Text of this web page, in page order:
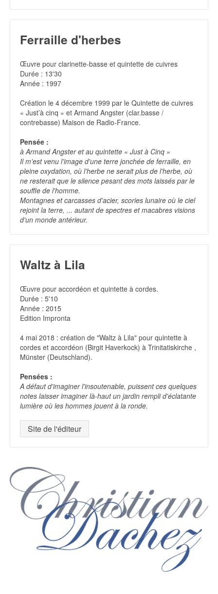
Ferraille d'herbes
Œuvre pour clarinette-basse et quintette de cuivres
Durée : 13'30
Année : 1997
Création le 4 décembre 1999 par le Quintette de cuivres
« Just’à cinq » et Armand Angster (clar.basse /
contrebasse) Maison de Radio-France.
Pensée :
à Armand Angster et au quintette « Just à Cinq »
Il m'est venu l'image d'une terre jonchée de ferraille, en
pleine oxydation, où l'herbe ne serait plus de l'herbe, où
ne resterait que le silence pesant des mots laissés par le
souffle de l'homme.
Montagnes et carcasses d'acier, scories lunaire où le ciel
rejoint la terre, ... autant de spectres et macabres visions
d'un monde antérieur.
Waltz à Lila
Œuvre pour accordéon et quintette à cordes.
Durée : 5'10
Année : 2015
Edition Impronta
4 mai 2018 : création de "Waltz à Lila" pour quintette à
cordes et accordéon (Birgit Haverkock) à Trinitatiskirche ,
Münster (Deutschland).
Pensées :
A défaut d'imaginer l'insoutenable, puissent ces quelques
notes laisser imaginer là-haut un jardin rempli d'éclatante
lumière où les hommes jouent à la ronde.
Site de l'éditeur